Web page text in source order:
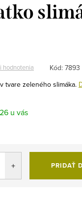
hodnotenia Kód: 7893
tvare zeleného slimáka.
PRIDAŤ